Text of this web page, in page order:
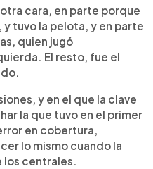
cara, en parte porque
tuvo la pelota, y en parte
quien jugó
El resto, fue el
y en el que la clave
la que tuvo en el primer
en cobertura,
lo mismo cuando la
los centrales.